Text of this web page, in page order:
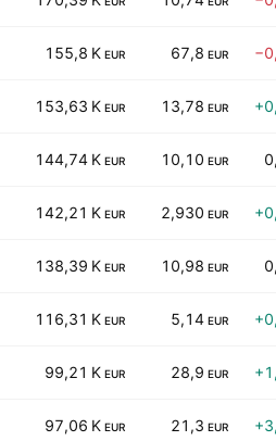
155,8 K EUR 67,8 EUR
153,63 K EUR 13,78 EUR
144,74 K EUR 10,10 EUR
142,21 K EUR 2,930 EUR
138,39 K EUR 10,98 EUR
116,31 K EUR 5,14 EUR
99,21 K EUR 28,9 EUR
97,06 K EUR 21,3 EUR